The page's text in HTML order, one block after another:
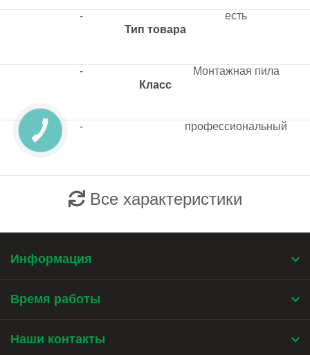
Тип товара
Класс
-
-
-
есть
Монтажная пила
профессиональный
Все характеристики
Информация
Время работы
Наши контакты